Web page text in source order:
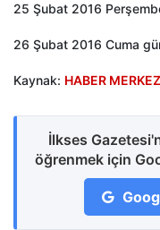
25 Şubat 2016
26 Şubat 2016 Cuma
Kaynak: HABER
İlkses
öğrenmek için